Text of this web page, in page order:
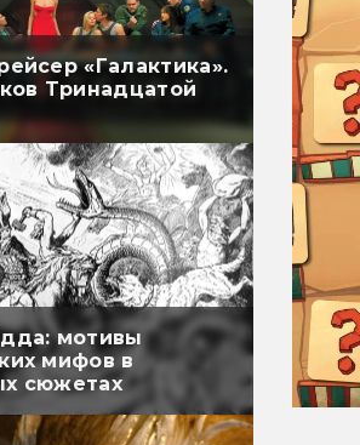
«Галактика».
Тринадцатой
мотивы
мифов в
сюжетах